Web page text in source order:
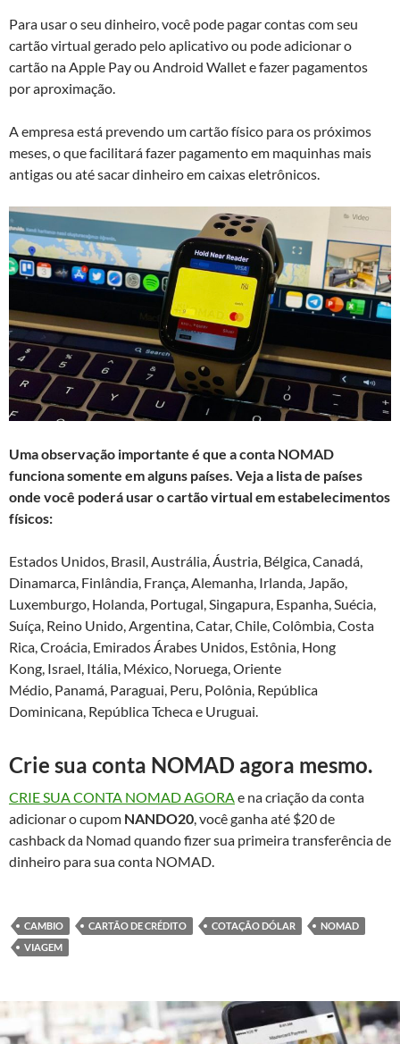
Para usar o seu dinheiro, você pode pagar contas com seu
cartão virtual gerado pelo aplicativo ou pode adicionar o
cartão na Apple Pay ou Android Wallet e fazer pagamentos
por aproximação.
A empresa está prevendo um cartão físico para os próximos
meses, o que facilitará fazer pagamento em maquinhas mais
antigas ou até sacar dinheiro em caixas eletrônicos.
Uma observação importante é que a conta NOMAD
funciona somente em alguns países. Veja a lista de países
onde você poderá usar o cartão virtual em estabelecimentos
físicos:
Estados Unidos, Brasil, Austrália, Áustria, Bélgica, Canadá,
Dinamarca, Finlândia, França, Alemanha, Irlanda, Japão,
Luxemburgo, Holanda, Portugal, Singapura, Espanha, Suécia,
Suíça, Reino Unido, Argentina, Catar, Chile, Colômbia, Costa
Rica, Croácia, Emirados Árabes Unidos, Estônia, Hong
Kong, Israel, Itália, México, Noruega, Oriente
Médio, Panamá, Paraguai, Peru, Polônia, República
Dominicana, República Tcheca e Uruguai.
Crie sua conta NOMAD agora mesmo.
CRIE SUA CONTA NOMAD AGORA e na criação da conta
adicionar o cupom NANDO20 , você ganha até $20 de
cashback da Nomad quando fizer sua primeira transferência de
dinheiro para sua conta NOMAD.
CAMBIO CARTÃO DE CRÉDITO COTAÇÃO DÓLAR
NOMAD
VIAGEM